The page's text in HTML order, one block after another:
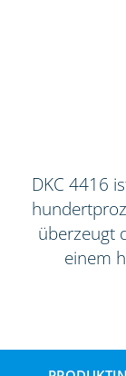
DKC 4416
überzeugt
einem